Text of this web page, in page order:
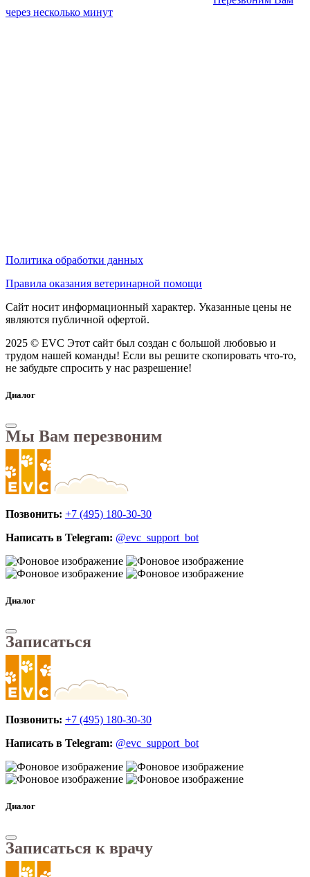
через несколько минут
Политика обработки данных
Правила оказания ветеринарной помощи
Сайт носит информационный характер. Указанные цены не
являются публичной офертой.
2025 © EVC Этот сайт был создан с большой любовью и
трудом нашей команды! Если вы решите скопировать что-то,
не забудьте спросить у нас разрешение!
Диалог
Мы Вам перезвоним
Позвонить: +7 (495) 180-30-30
Написать в Telegram: @evc_support_bot
Диалог
Записаться
Позвонить: +7 (495) 180-30-30
Написать в Telegram: @evc_support_bot
Диалог
Записаться к врачу